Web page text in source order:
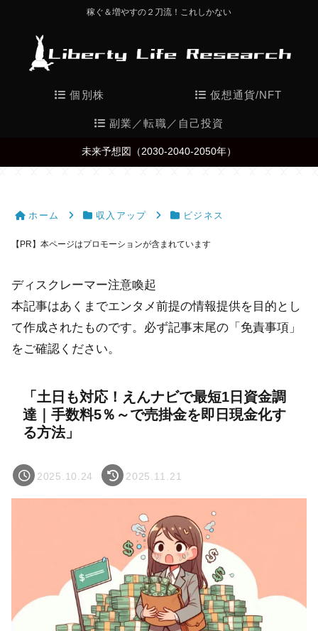
稼ぐ＆増やすの２刀流！これしかない
個別株 仮想通貨/NFT
副業／転職／自己投資
未来予想図（2030-2040-2050年）
ホーム 収入アップ ビジネス
【PR】本ページはプロモーションが含まれています
ディスクレーマー注意喚起
本記事はあくまでエンタメ前提の情報提供を目的とし
て作成されたものです。必ず記事末尾の「免責事項」
をご確認ください。
「土日も対応！えんナビで最短1日資金調
達｜手数料5％～で売掛金を即日現金化す
る方法」
2025.10.24 2025.11.21